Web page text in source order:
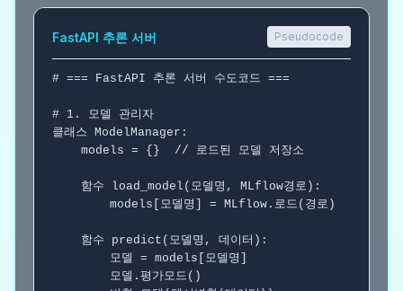
FastAPI 추론 서버 Pseudocode
# === FastAPI 추론 서버 수도코드 ===
# 1. 모델 관리자
클래스 ModelManager:
    models = {}
// 로드된 모델 저장소
함수 load_model(모델명, MLflow경로):
        models[모델명] = MLflow.로드(경로)
함수 predict(모델명, 데이터):
        모델 = models[모델명]
        모델.평가모드()